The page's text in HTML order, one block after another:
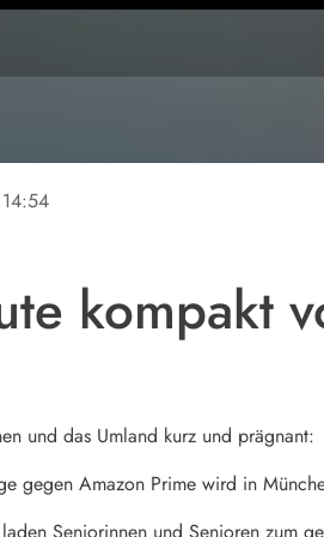
14:54
kompakt
und das Umland kurz und prägnant:
gegen Amazon Prime wird in